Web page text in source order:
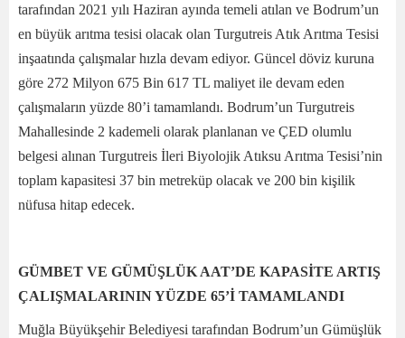
tarafından 2021 yılı Haziran ayında temeli atılan ve Bodrum’un
en büyük arıtma tesisi olacak olan Turgutreis Atık Arıtma Tesisi
inşaatında çalışmalar hızla devam ediyor. Güncel döviz kuruna
göre 272 Milyon 675 Bin 617 TL maliyet ile devam eden
çalışmaların yüzde 80’i tamamlandı. Bodrum’un Turgutreis
Mahallesinde 2 kademeli olarak planlanan ve ÇED olumlu
belgesi alınan Turgutreis İleri Biyolojik Atıksu Arıtma Tesisi’nin
toplam kapasitesi 37 bin metreküp olacak ve 200 bin kişilik
nüfusa hitap edecek.
GÜMBET VE GÜMÜŞLÜK AAT’DE KAPASİTE ARTIŞ
ÇALIŞMALARININ YÜZDE 65’İ TAMAMLANDI
Muğla Büyükşehir Belediyesi tarafından Bodrum’un Gümüşlük